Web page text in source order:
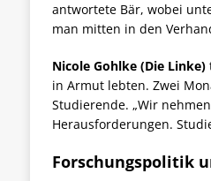
antwortete Bär, wobei
man mitten in den
Nicole Gohlke (Die Linke)
in Armut lebten. Zwei
Studierende. „Wir
Herausforderungen.
Forschungspolitik